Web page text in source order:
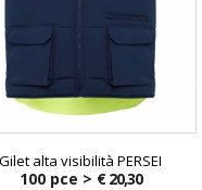
Gilet alta visibilità PERSEI
100 pce > € 20,30